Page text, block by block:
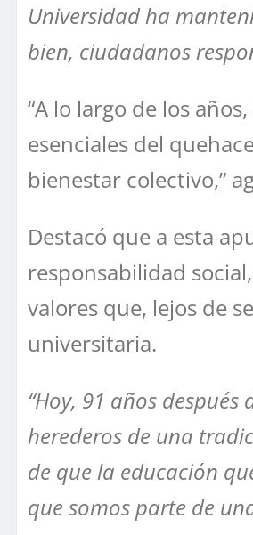
Universidad ha
bien, ciudadanos
“A lo largo de los
esenciales del
bienestar colectivo,”
Destacó que a esta
responsabilidad
valores que, lejos de
universitaria.
“Hoy, 91 años
herederos de una
de que la educación
que somos parte de